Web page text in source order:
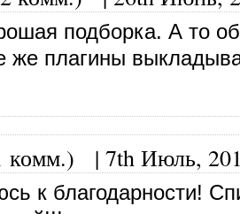
подборка. А то
же плагины
комм.) | 7th Июль,
к благодарности!